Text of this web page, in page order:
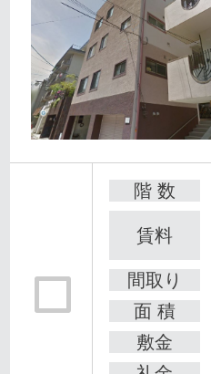
階 数
賃料
間取り
面 積
敷金